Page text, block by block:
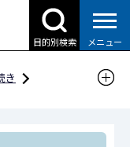
目的別検索 メニュー
き
ついて